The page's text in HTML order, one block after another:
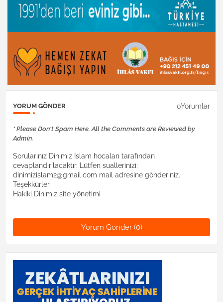
YORUM GÖNDER 0Yorumlar
* Please Don't Spam Here. All the Comments are Reviewed by
Admin.
Sorularınız Dinimiz İslam hocaları tarafından
cevaplandırılacaktır. Lütfen suallerinizi:
dinimizislam2@gmail.com mail adresine gönderiniz.
Teşekkürler.
Hakiki Dinimiz site yönetimi
Yorum Gönder (0)